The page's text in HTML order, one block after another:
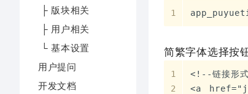
├ 版块相关
├ 用户相关
└ 基本设置
用户提问
开发文档
简繁字体选择按
<!--链接形
<a